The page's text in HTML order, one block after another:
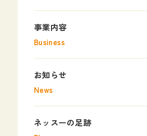
事業内容
Business
お知らせ
News
ネッスーの足跡